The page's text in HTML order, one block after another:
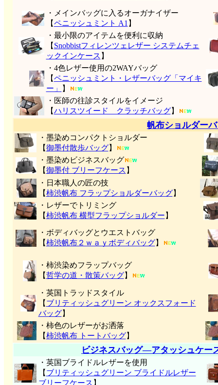
・メインバッグに入るオーガナイザー
【ペニッシュミント A1 】
・最小限のアイテムを便利に収納
【 Snobbistフィレンツェレザー システムチェ
ックインケース 】
・4色レザー使用の2WAYバッグ
【ペニッシュミント・レザーバッグ「マイキ
ー」
】
・医師の往診スタイルをイメージ
【ハリスツイード クラッチバッグ】
帆布ショルダー
・墨染めコンパクトショルダー
【御墨付散歩バッグ】
・墨染めビジネスバッグ
【御墨付 ブリーフケース 】
・日本職人の匠の技
【柿渋帆布 フラップショルダーバッグ】
・レザーでトリミング
【柿渋帆布 横型フラップショルダー 】
・ボディバッグとウエストバッグ
【柿渋帆布２ｗａｙボディバッグ】
・柿渋染めフラップバッグ
【哲学の道・散策バッグ】
・英国トラッドスタイル
【 ブリティッシュグリーン オックスフォード
バッグ】
・柿色のレザーがお洒落
【柿渋帆布 トートバッグ】
ビジネスバッグ―アタッシュケー
・英国ブライドルレザーを使用
【 ブリティッシュグリーン ブライドルレザー
ブリーフケース 】